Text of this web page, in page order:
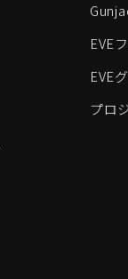
EVE
EVE
プロ